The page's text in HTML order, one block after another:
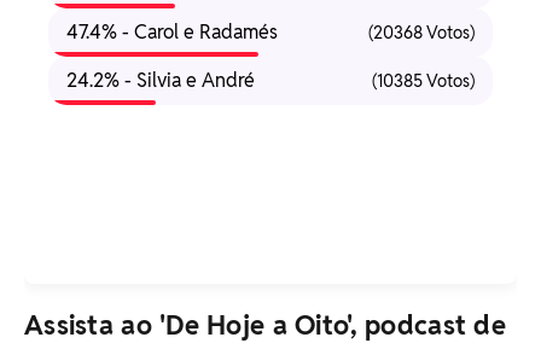
47.4% - Carol e Radamés (20368 Votos)
24.2% - Silvia e André (10385 Votos)
Assista ao 'De Hoje a Oito', podcast de